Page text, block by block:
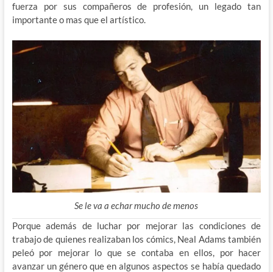
fuerza por sus compañeros de profesión, un legado tan
importante o mas que el artístico.
Se le va a echar mucho de menos
Porque además de luchar por mejorar las condiciones de
trabajo de quienes realizaban los cómics, Neal Adams también
peleó por mejorar lo que se contaba en ellos, por hacer
avanzar un género que en algunos aspectos se había quedado